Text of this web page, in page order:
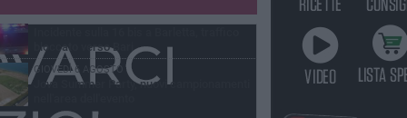
VENERDÌ 7 AGOSTO
bloccato verso Bari
GIOVEDÌ 6 AGOSTO
Jova Summer Party, nuovi campionamenti